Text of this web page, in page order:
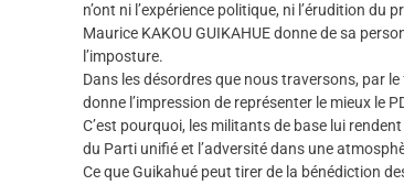
n’ont ni l’expérience politique, ni l’érudition
Maurice KAKOU GUIKAHUE donne de sa
l’imposture.
Dans les désordres que nous traversons, par
donne l’impression de représenter le mieux le
C’est pourquoi, les militants de base lui
du Parti unifié et l’adversité dans une
Ce que Guikahué peut tirer de la bénédiction